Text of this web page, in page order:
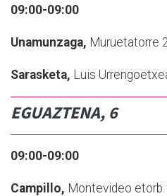
09:00-09:00
Unamunzaga, Muruetatorre
Sarasketa, Luis
EGUAZTENA, 6
09:00-09:00
Campillo, Montevideo